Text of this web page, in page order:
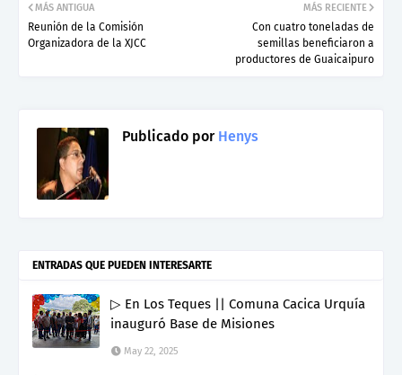
MÁS RECIENTE
Con cuatro toneladas de
semillas beneficiaron a
productores de Guaicaipuro
MÁS ANTIGUA
Reunión de la Comisión
Organizadora de la XJCC
Publicado porHenys
ENTRADAS QUE PUEDEN INTERESARTE
▷ En Los Teques || Comuna Cacica Urquía
inauguró Base de Misiones
May 22, 2025